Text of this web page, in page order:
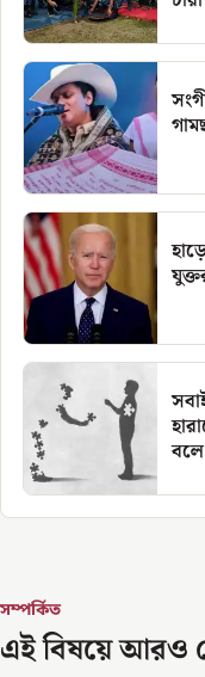
সম্পর্কিত
এই বিষয়ে আরও